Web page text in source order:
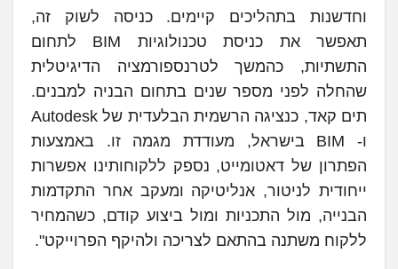
וחדשנות בתהליכים קיימים. כניסה לשוק זה,
תאפשר את כניסת טכנולוגיות BIM לתחום
התשתיות, כהמשך לטרנספורמציה הדיגיטלית
שהחלה לפני מספר שנים בתחום הבניה למבנים.
תים קאד, כנציגה הרשמית הבלעדית של Autodesk
ו- BIM בישראל, מעודדת מגמה זו. באמצעות
הפתרון של דאטומייט, נספק ללקוחותינו אפשרות
ייחודית לניטור, אנליטיקה ומעקב אחר התקדמות
הבנייה, מול התכניות ומול ביצוע קודם, כשהמחיר
ללקוח משתנה בהתאם לצריכה ולהיקף הפרוייקט".